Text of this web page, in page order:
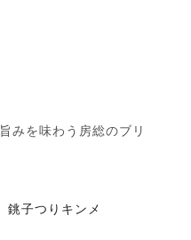
旨みを味わう房総のブリ
銚子つりキンメ